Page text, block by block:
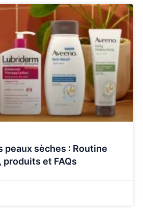
peaux sèches : Routine
produits et FAQs